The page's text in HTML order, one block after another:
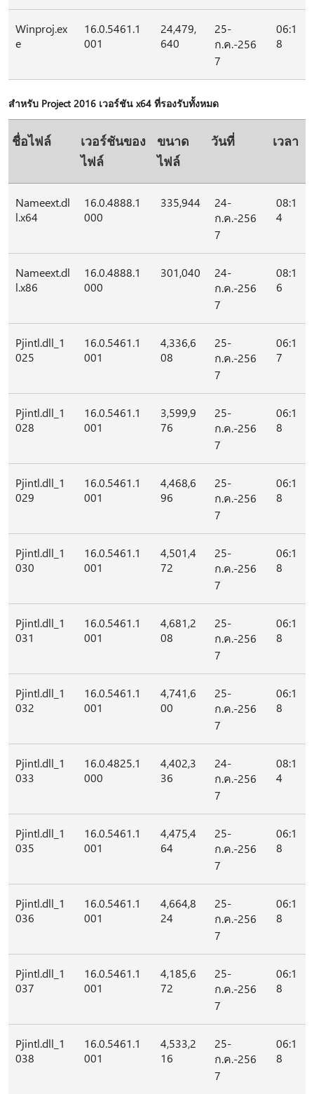
Winproj.ex
e
16.0.5461.1
001
24,479,
640
25-
ก.ค.-256
7
06:1
8
สําหรับ Project 2016 เวอร์ชัน x64 ที่รองรับทั้งหมด
ชื่อไฟล์
เวอร์ชันของ
ไฟล์
ขนาด
ไฟล์
วันที่ เวลา
Nameext.dl
l.x64
16.0.4888.1
000
335,944
24-
ก.ค.-256
7
08:1
4
Nameext.dl
l.x86
16.0.4888.1
000
301,040
24-
ก.ค.-256
7
08:1
6
Pjintl.dll_1
025
16.0.5461.1
001
4,336,6
08
25-
ก.ค.-256
7
06:1
7
Pjintl.dll_1
028
16.0.5461.1
001
3,599,9
76
25-
ก.ค.-256
7
06:1
8
Pjintl.dll_1
029
16.0.5461.1
001
4,468,6
96
25-
ก.ค.-256
7
06:1
8
Pjintl.dll_1
030
16.0.5461.1
001
4,501,4
72
25-
ก.ค.-256
7
06:1
8
Pjintl.dll_1
031
16.0.5461.1
001
4,681,2
08
25-
ก.ค.-256
7
06:1
8
Pjintl.dll_1
032
16.0.5461.1
001
4,741,6
00
25-
ก.ค.-256
7
06:1
8
Pjintl.dll_1
033
16.0.4825.1
000
4,402,3
36
24-
ก.ค.-256
7
08:1
4
Pjintl.dll_1
035
16.0.5461.1
001
4,475,4
64
25-
ก.ค.-256
7
06:1
8
Pjintl.dll_1
036
16.0.5461.1
001
4,664,8
24
25-
ก.ค.-256
7
06:1
8
Pjintl.dll_1
037
16.0.5461.1
001
4,185,6
72
25-
ก.ค.-256
7
06:1
8
Pjintl.dll_1
038
16.0.5461.1
001
4,533,2
16
25-
ก.ค.-256
7
06:1
8